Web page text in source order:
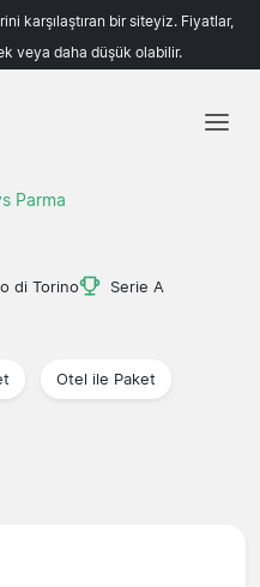
karşılaştıran bir siteyiz. Fiyatlar,
veya daha düşük olabilir.
Parma
di Torino
Serie A
Otel ile Paket